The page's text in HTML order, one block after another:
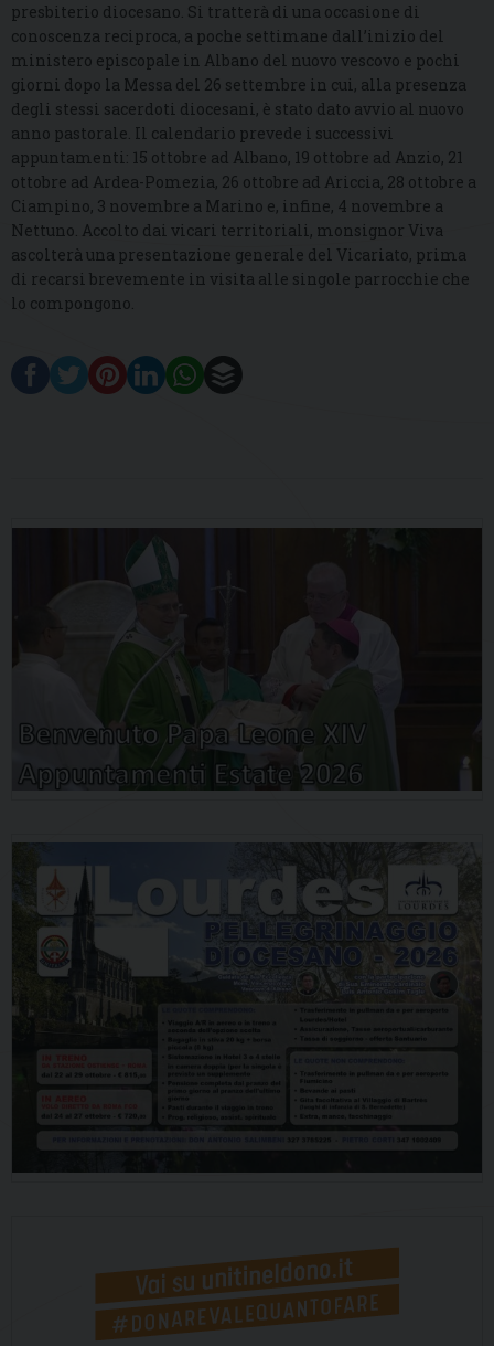
presbiterio diocesano. Si tratterà di una occasione di
conoscenza reciproca, a poche settimane dall’inizio del
ministero episcopale in Albano del nuovo vescovo e pochi
giorni dopo la Messa del 26 settembre in cui, alla presenza
degli stessi sacerdoti diocesani, è stato dato avvio al nuovo
anno pastorale. Il calendario prevede i successivi
appuntamenti: 15 ottobre ad Albano, 19 ottobre ad Anzio, 21
ottobre ad Ardea-Pomezia, 26 ottobre ad Ariccia, 28 ottobre a
Ciampino, 3 novembre a Marino e, infine, 4 novembre a
Nettuno. Accolto dai vicari territoriali, monsignor Viva
ascolterà una presentazione generale del Vicariato, prima
di recarsi brevemente in visita alle singole parrocchie che
lo compongono.